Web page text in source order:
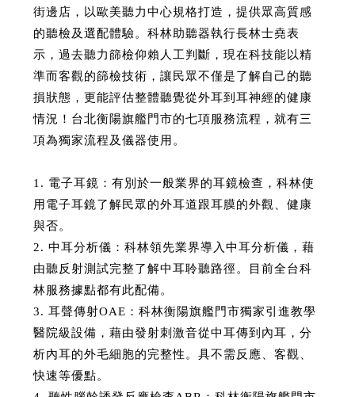
街邊店，以歐美聽力中心規格打造，提供眾高質感
的聽檢及選配體驗。科林助聽器執行長林士堯表
示，過去聽力篩檢仰賴人工判斷，現在科技能以精
準而客觀的篩檢技術，讓民眾不僅是了解自己的聽
損狀態，更能評估整體聽覺從外耳到耳神經的健康
情況！台北衡陽旗艦門市的七項服務流程，就有三
項為獨家流程及儀器使用。
1. 電子耳鏡：有別於一般業界的耳鏡檢查，科林使
用電子耳鏡了解民眾的外耳道跟耳膜的外觀、健康
與否。
2. 中耳分析儀：科林領先業界導入中耳分析儀，藉
由聽反射測試完整了解中耳聆聽路徑。目前全台科
林服務據點都有此配備。
3. 耳聲傳射OAE：科林衡陽旗艦門市獨家引進教學
醫院級設備，藉由發射刺激音從中耳傳到內耳，分
析內耳的外毛細胞的完整性。具不需反應、客觀、
快速等優點。